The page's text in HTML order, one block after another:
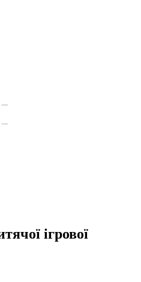
ігрової